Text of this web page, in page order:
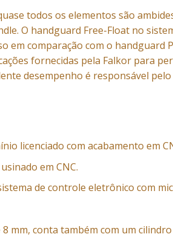
todos os elementos são
O handguard Free-Float no
em comparação com o handguard
fornecidas pela Falkor para
desempenho é responsável
licenciado com acabamento em
em CNC.
de controle eletrônico com
mm, conta também com um